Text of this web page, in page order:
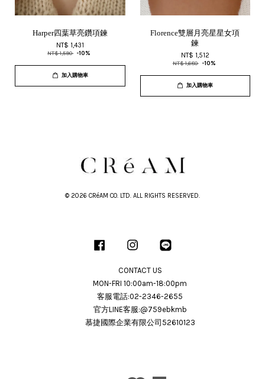
Harper四葉草亮鑽項鍊
NT$ 1,431
NT$ 1,590 -10%
加入購物車
Florence雙層月亮星星女項
鍊
NT$ 1,512
NT$ 1,680 -10%
加入購物車
© 2026 CRéAM CO. LTD. ALL RIGHTS RESERVED.
Facebook Instagram
CONTACT US
MON-FRI 10:00am-18:00pm
客服電話:02-2346-2655
官方LINE客服:@759ebkmb
慕捷國際企業有限公司52610123